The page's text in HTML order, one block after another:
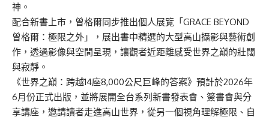
神。
配合新書上市， 曾格爾同步推出個人展覽 「GRACE BEYOND
曾格爾 ：極限之外 」
，展出書中精選的大型高山攝影與藝術創
作，透過影像與空間呈現，讓觀者近距離感受世界之巔的壯闊
與寂靜。
《世界之巔：跨越14座8,000公尺巨峰的答案》 預計於2026年
6月份正式出版 ，並將展開全台系列新書發表會、簽書會與分
享講座，邀請讀者走進高山世界，從另一個視角理解極限、自